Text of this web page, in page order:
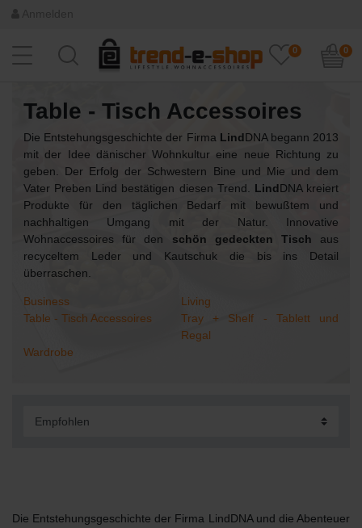
0 0
Table - Tisch Accessoires
Die Entstehungsgeschichte der Firma LindDNA begann 2013
mit der Idee dänischer Wohnkultur eine neue Richtung zu
geben. Der Erfolg der Schwestern Bine und Mie und dem
Vater Preben Lind bestätigen diesen Trend. LindDNA kreiert
Produkte für den täglichen Bedarf mit bewußtem und
nachhaltigen Umgang mit der Natur. Innovative
Wohnaccessoires für den schön gedeckten Tisch aus
recyceltem Leder und Kautschuk die bis ins Detail
überraschen.
Business
Living
Table - Tisch Accessoires
Tray + Shelf - Tablett und
Regal
Wardrobe
Die Entstehungsgeschichte der Firma LindDNA und die Abenteuer